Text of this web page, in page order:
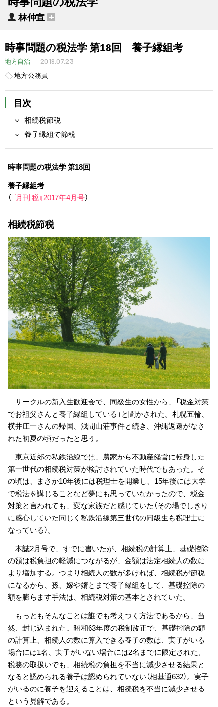
林仲宣
時事問題の税法学 第18回 養子縁組考
地方自治
2019.07.23
地方公務員
目次
相続税節税
養子縁組で節税
時事問題の税法学 第18回
養子縁組考
（『月刊 税』2017年4月号）
相続税節税
サークルの新入生歓迎会で、同級生の女性から、「税金対策
でお祖父さんと養子縁組している」と聞かされた。札幌五輪、
横井庄一さんの帰国、浅間山荘事件と続き、沖縄返還がなさ
れた初夏の頃だったと思う。
東京近郊の私鉄沿線では、農家から不動産経営に転身した
第一世代の相続税対策が検討されていた時代でもあった。そ
の頃は、まさか10年後には税理士を開業し、15年後には大学
で税法を講じることなど夢にも思っていなかったので、税金
対策と言われても、変な家族だと感じていた（その場でしきり
に感心していた同じく私鉄沿線第三世代の同級生も税理士に
なっている）。
本誌2月号で、すでに書いたが、相続税の計算上、基礎控除
の額は税負担の軽減につながるが、金額は法定相続人の数に
より増加する。つまり相続人の数が多ければ、相続税が節税
になるから、孫、嫁や婿とまで養子縁組をして、基礎控除の
額を膨らます手法は、相続税対策の基本とされていた。
もっともそんなことは誰でも考えつく方法であるから、当
然、封じ込まれた。昭和63年度の税制改正で、基礎控除の額
の計算上、相続人の数に算入できる養子の数は、実子がいる
場合には1名、実子がいない場合には2名までに限定された。
税務の取扱いでも、相続税の負担を不当に減少させる結果と
なると認められる養子は認められていない（相基通632）。実子
がいるのに養子を迎えることは、相続税を不当に減少させる
という見解である。